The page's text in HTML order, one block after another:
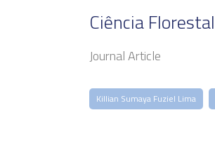
Ciência Florestal
Journal Article
Killian Sumaya Fuziel Lima